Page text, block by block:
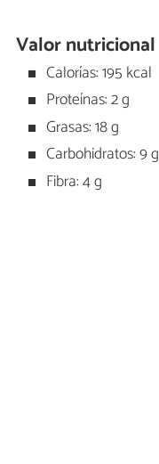
Valor nutricional
Calorías: 195 kcal
Proteínas: 2 g
Grasas: 18 g
Carbohidratos: 9 g
Fibra: 4 g